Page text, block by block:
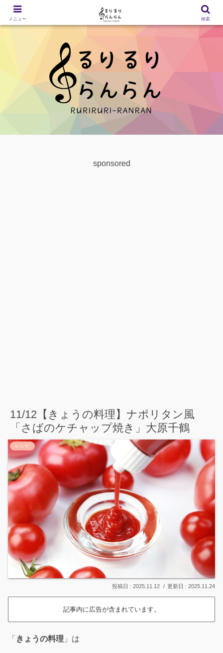
sponsored
11/12【きょうの料理】ナポリタン風
「さばのケチャップ焼き」大原千鶴
レシピ
2025.11.12 2025.11.24
記事内に広告が含まれています。
「 きょうの料理 」は
メニュー 検索